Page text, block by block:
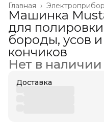
Главная ›
Машинка
для
бороды, усов
кончиков
Нет в наличии
Доставка